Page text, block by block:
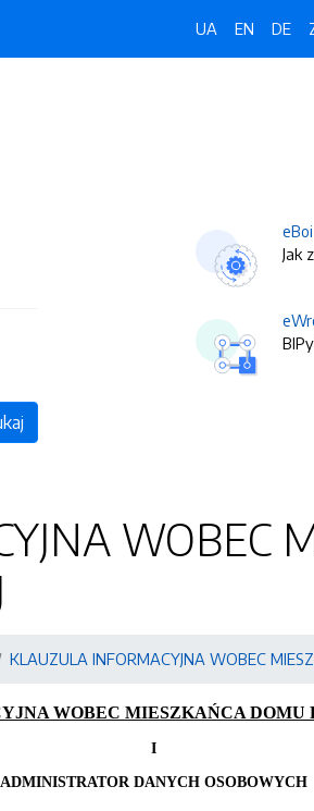
UA EN DE
eBoi
Jak
WOBEC
KLAUZULA INFORMACYJNA WOBEC
WOBEC MIESZKAŃCA DOMU
I
ADMINISTRATOR DANYCH OSOBOWYCH